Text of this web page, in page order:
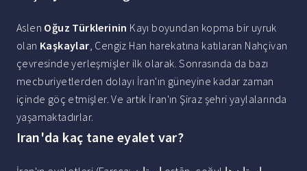
Aslen Oğuz Türklerinin Kayı boyundan kopma bir uyruk
olan Kaşkaylar, Cengiz Han harekatına katılaran Nahçivan
çevresinde yerleşmişler ilk olarak. Sonrasında da bazı
mecburiyetlerden dolayı İran'ın güneyine kadar zaman
içinde göç etmişler. Ve artık İran'ın Şiraz şehri yaylalarında
yaşamaktadırlar.
Iran'da kaç tane eyalet var?